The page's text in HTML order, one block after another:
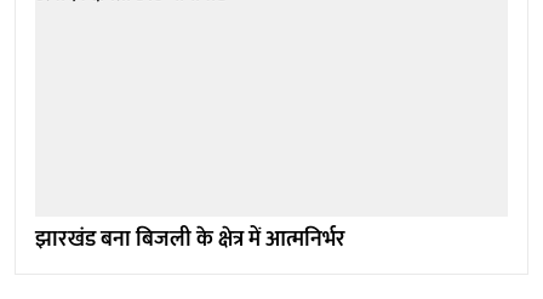
झारखंड बना बिजली के क्षेत्र में आत्मनिर्भर